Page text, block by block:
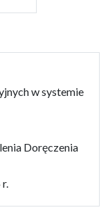
w systemie
Doręczenia